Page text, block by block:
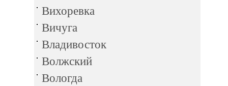
Вихоревка
Вичуга
Владивосток
Волжский
Вологда